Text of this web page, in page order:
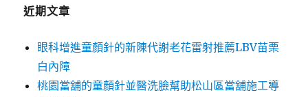
近期文章
眼科增進童顏針的新陳代謝老花雷射推薦LBV苗栗
白內障
桃園當舖的童顏針並醫洗臉幫助松山區當舖施工導